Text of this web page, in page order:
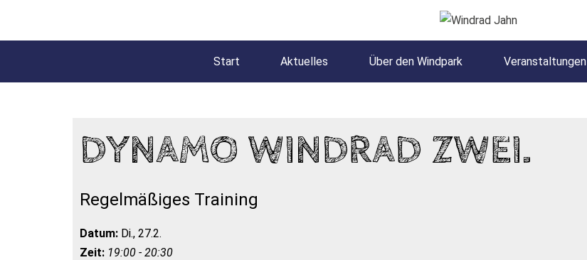
Start Aktuelles Über den Windpark Veranstaltungen
DYNAMO WINDRAD ZWEI.
Regelmäßiges Training
Datum: Di., 27.2.
Zeit: 19:00 - 20:30